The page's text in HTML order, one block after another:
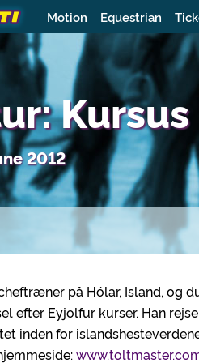
Motion Equestrian
2012
på Hólar, Island, og
efter Eyjolfur kurser. Han
inden for